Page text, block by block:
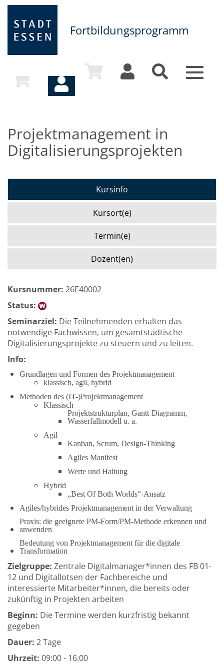
Fortbildungsprogramm
Toggle
Projektmanagement in
Digitalisierungsprojekten
Kursinfo
Kursort(e)
Termin(e)
Dozent(en)
Kursnummer: 26E40002
Status:
Seminarziel: Die Teilnehmenden erhalten das
notwendige Fachwissen, um gesamtstädtische
Digitalisierungsprojekte zu steuern und zu leiten.
Info:
Grundlagen und Formen des Projektmanagement
klassisch, agil, hybrid
Methoden des (IT-)Projektmanagement
Klassisch
Projektstrukturplan, Gantt-Diagramm,
Wasserfallmodell u. a.
Agil
Kanban, Scrum, Design-Thinking
Agiles Manifest
Werte und Haltung
Hybrid
„Best Of Both Worlds“-Ansatz
Agiles/hybrides Projektmanagement in der Verwaltung
Praxis: die geeignete PM-Form/PM-Methode erkennen und
anwenden
Bedeutung von Projektmanagement für die digitale
Transformation
Zielgruppe: Zentrale Digitalmanager*innen des FB 01-
12 und Digitallotsen der Fachbereiche und
interessierte Mitarbeiter*innen, die bereits oder
zukünftig in Projekten arbeiten
Beginn: Die Termine werden kurzfristig bekannt
gegeben
Dauer: 2 Tage
Uhrzeit: 09:00 - 16:00